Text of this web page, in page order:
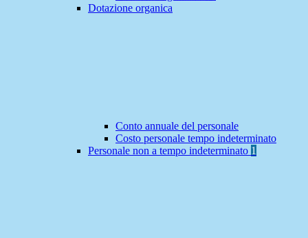
Dotazione organica
Conto annuale del personale
Costo personale tempo indeterminato
Personale non a tempo indeterminato 1